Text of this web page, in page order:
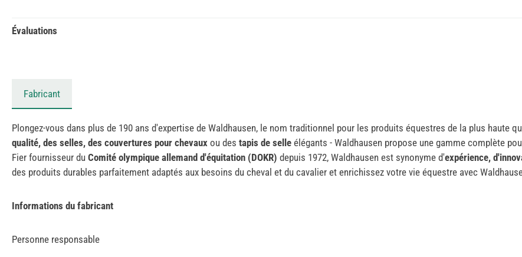
Évaluations
Fabricant
Plongez-vous dans plus de 190 ans d'expertise de Waldhausen, le nom traditionnel pour les produits équestres de la plus haute
qualité, des selles, des couvertures pour chevaux ou des tapis de selle élégants - Waldhausen propose une gamme complète
Fier fournisseur du Comité olympique allemand d'équitation (DOKR) depuis 1972, Waldhausen est synonyme d'expérience,
des produits durables parfaitement adaptés aux besoins du cheval et du cavalier et enrichissez votre vie équestre avec
Informations du fabricant
Personne responsable